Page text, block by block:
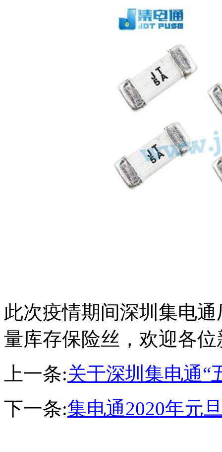
此次疫情期间深圳集电
量库存保险丝，欢迎各
上一条:关于深圳集电通“
下一条:集电通2020年元